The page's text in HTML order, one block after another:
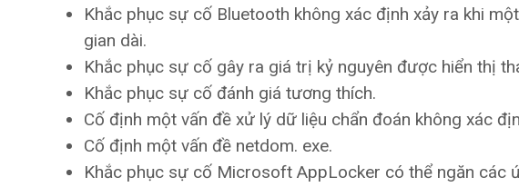
Khắc phục sự cố Bluetooth không xác định xảy ra khi
gian dài.
Khắc phục sự cố gây ra giá trị kỷ nguyên được hiển thị
Khắc phục sự cố đánh giá tương thích.
Cố định một vấn đề xử lý dữ liệu chẩn đoán không xác
Cố định một vấn đề netdom. exe.
Khắc phục sự cố Microsoft AppLocker có thể ngăn các